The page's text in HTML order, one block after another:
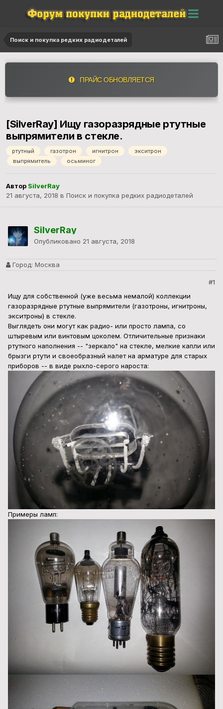
Поиск и покупка редких радиодеталей
ПРАЙС ОБНОВЛЯЕТСЯ
[SilverRay] Ищу газоразрядные ртутные
выпрямители в стекле.
ртутный газотрон игнитрон
экситрон
выпрямитель
осьминог
Автор SilverRay
21 августа, 2018 в Поиск и покупка редких радиодеталей
SilverRay
Опубликовано 21 августа, 2018
Город: Москва
#1
Ищу для собственной (уже весьма немалой) коллекции
газоразрядные ртутные выпрямители (газотроны, игнитроны,
экситроны) в стекле.
Выглядеть они могут как радио- или просто лампа, со
штыревым или винтовым цоколем. Отличительные признаки
ртутного наполнения -- "зеркало" на стекле, мелкие капли или
брызги ртути и своеобразный налет на арматуре для старых
приборов -- в виде рыхло-серого нароста:
Примеры ламп: